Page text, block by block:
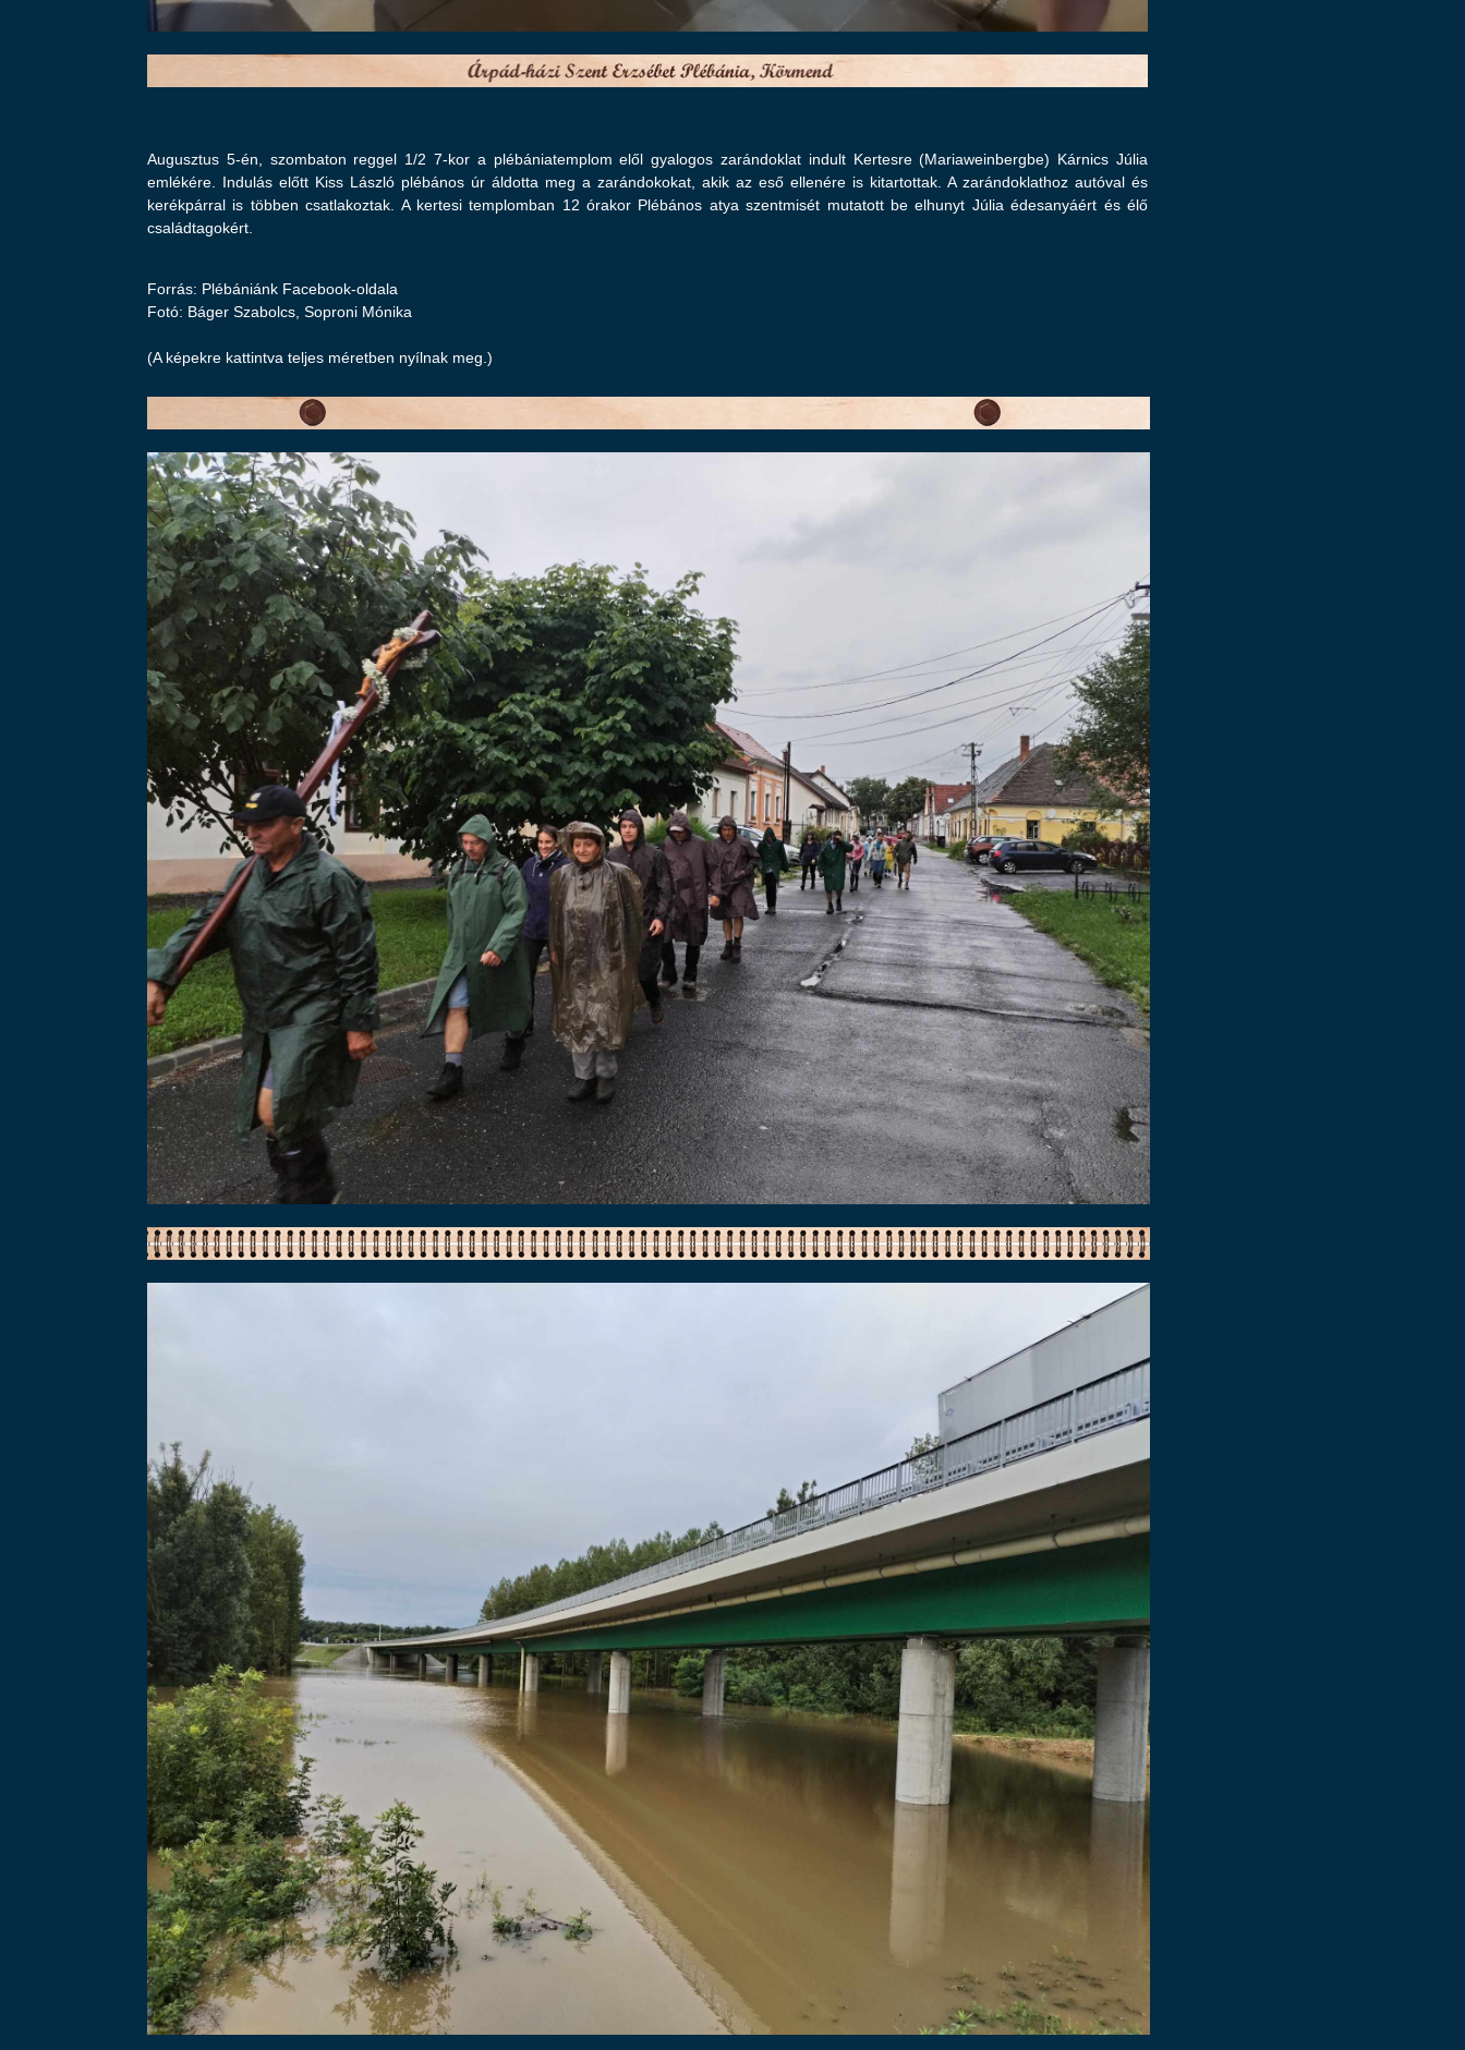
Augusztus 5-én, szombaton reggel 1/2 7-kor a plébániatemplom elől gyalogos zarándoklat indult Kertesre (Mariaweinbergbe) Kárnics Júlia
emlékére. Indulás előtt Kiss László plébános úr áldotta meg a zarándokokat, akik az eső ellenére is kitartottak. A zarándoklathoz autóval és
kerékpárral is többen csatlakoztak. A kertesi templomban 12 órakor Plébános atya szentmisét mutatott be elhunyt Júlia édesanyáért és élő
családtagokért.
Forrás: Plébániánk Facebook-oldala
Fotó: Báger Szabolcs, Soproni Mónika
(A képekre kattintva teljes méretben nyílnak meg.)